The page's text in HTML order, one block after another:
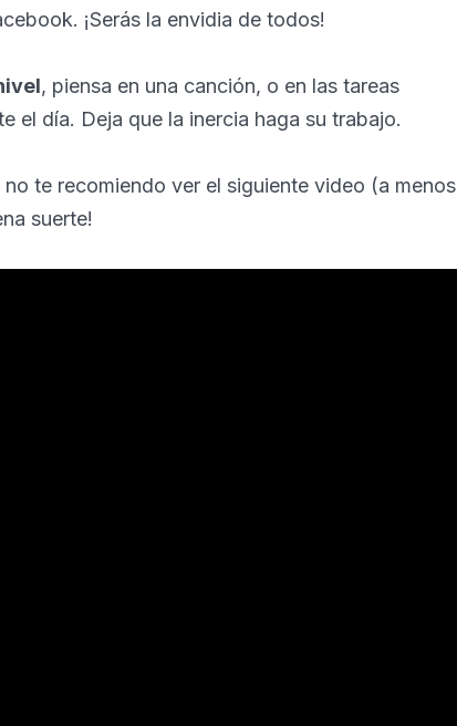
¡Serás la envidia de todos!
, piensa en una canción, o en las tareas
el día. Deja que la inercia haga su trabajo.
te recomiendo ver el siguiente video (a menos
suerte!